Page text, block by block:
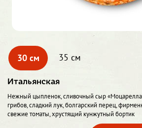
30 см 35 см
Итальянская
Нежный цыпленок, сливочный сыр
грибов, сладкий лук, болгарский перец,
свежие томаты, хрустящий кунжутный бортик